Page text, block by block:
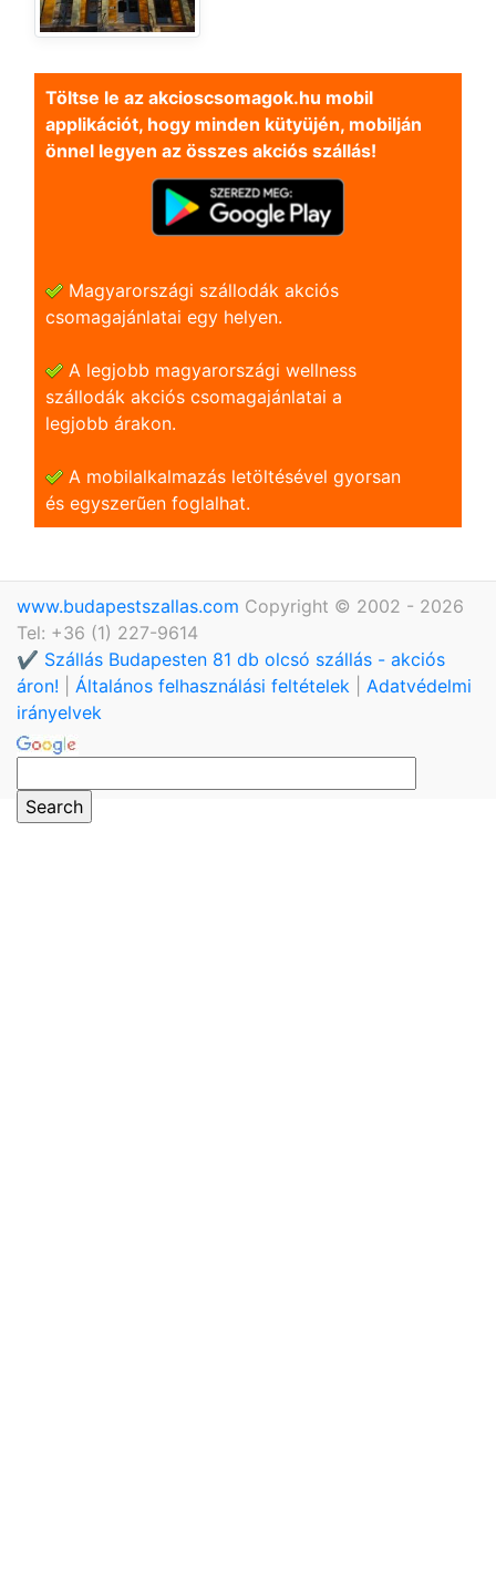
Töltse le az akcioscsomagok.hu mobil
applikációt, hogy minden kütyüjén, mobilján
önnel legyen az összes akciós szállás!
Magyarországi szállodák akciós
csomagajánlatai egy helyen.
A legjobb magyarországi wellness
szállodák akciós csomagajánlatai a
legjobb árakon.
A mobilalkalmazás letöltésével gyorsan
és egyszerũen foglalhat.
www.budapestszallas.com Copyright © 2002 - 2026
Tel: +36 (1) 227-9614
✔️ Szállás Budapesten 81 db olcsó szállás - akciós
áron!
Általános felhasználási feltételek
Adatvédelmi
irányelvek